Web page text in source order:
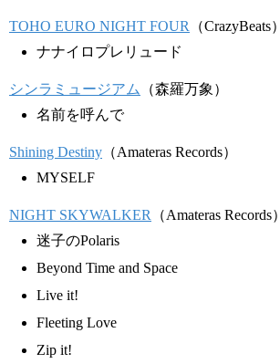
TOHO EURO NIGHT FOUR
（CrazyBeats）
ナナイロプレリュード
シンラミュージアム
（森羅万象）
名前を呼んで
Shining Destiny （Amateras Records）
MYSELF
NIGHT SKYWALKER
（Amateras Records）
迷子のPolaris
Beyond Time and Space
Live it!
Fleeting Love
Zip it!